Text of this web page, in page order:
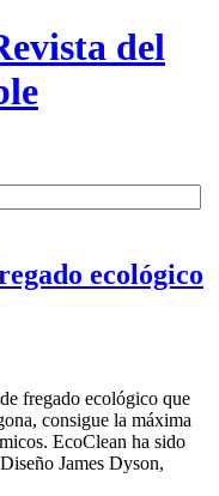
del
ecológico
fregado ecológico que
consigue la máxima
EcoClean ha sido
James Dyson,